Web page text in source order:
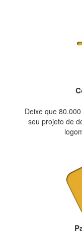
Deixe que
seu projeto de